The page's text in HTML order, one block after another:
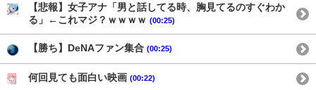
【悲報】女子アナ「男と話してる時、胸見てるのすぐわか
る」←これマジ？ｗｗｗｗ (00:25)
【勝ち】DeNAファン集合 (00:25)
何回見ても面白い映画 (00:22)